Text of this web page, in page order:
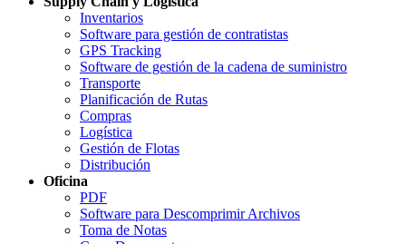
Inventarios
Software para gestión de contratistas
GPS Tracking
Software de gestión de la cadena de suministro
Transporte
Planificación de Rutas
Compras
Logística
Gestión de Flotas
Distribución
Oficina
PDF
Software para Descomprimir Archivos
Toma de Notas